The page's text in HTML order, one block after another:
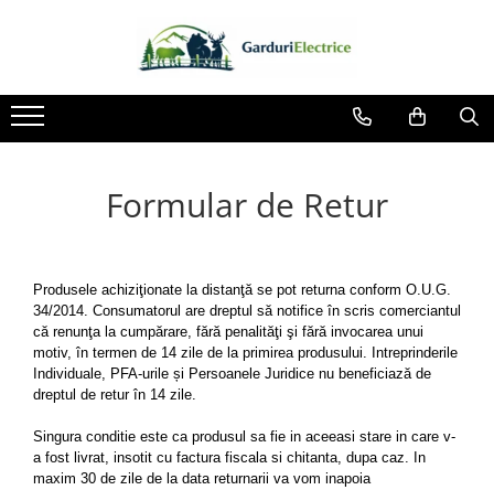
Toate Produsele
Impulsor - Generator Impulsuri -
Pulsator Gard Electric
NEXON HEAVYSHOCK
NEXON EASYSHOCK și PITISHOCK
Izolatori Gard Electric
Izolatori – Utilizare generală
Izolatori Plat
Izolatori cu filet metric
Izolatori pentru colț
Formular de Retur
Produsele achiziţionate la distanţă se pot returna conform O.U.G.
34/2014. Consumatorul are dreptul să notifice în scris comerciantul
că renunţa la cumpărare, fără penalităţi şi fără invocarea unui
motiv, în termen de 14 zile de la primirea produsului. Intreprinderile
Individuale, PFA-urile și Persoanele Juridice nu beneficiază de
dreptul de retur în 14 zile.
Singura conditie este ca produsul sa fie in aceeasi stare in care v-
a fost livrat, insotit cu factura fiscala si chitanta, dupa caz. In
maxim 30 de zile de la data returnarii va vom inapoia